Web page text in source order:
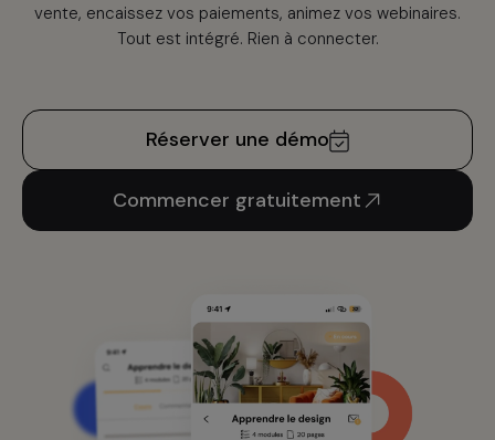
vente, encaissez vos paiements, animez vos webinaires.
Tout est intégré. Rien à connecter.
Réserver une démo
Commencer gratuitement